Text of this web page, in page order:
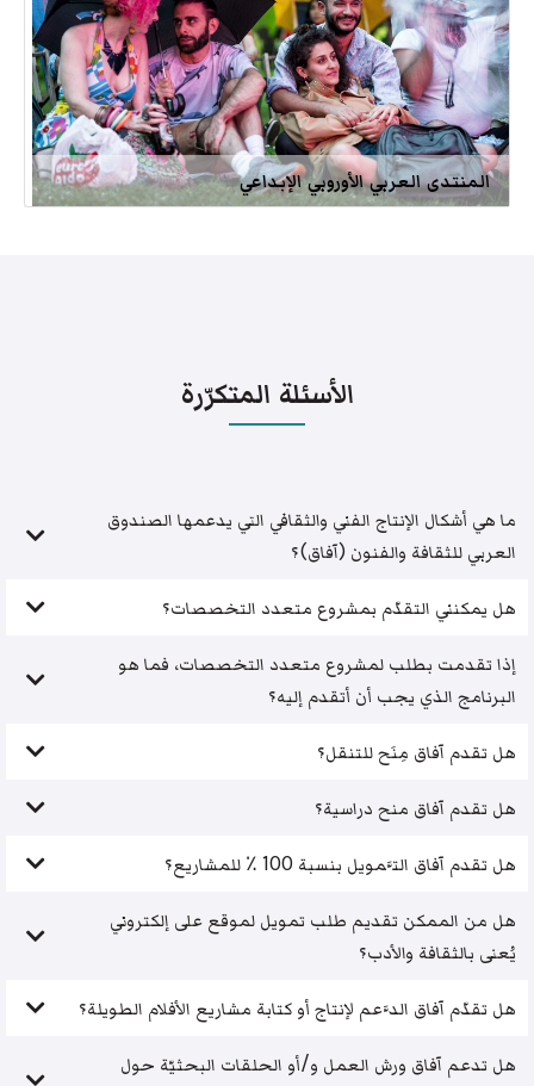
المنتدى العربي الأوروبي الإبداعي
الأسئلة المتكرّرة
ما هي أشكال الإنتاج الفني والثقافي التي يدعمها الصندوق
العربي للثقافة والفنون (آفاق)؟
هل يمكنني التقدّم بمشروع متعدد التخصصات؟
إذا تقدمت بطلب لمشروع متعدد التخصصات، فما هو
البرنامج الذي يجب أن أتقدم إليه؟
هل تقدم آفاق مِنَح للتنقل؟
هل تقدم آفاق منح دراسية؟
هل تقدم آفاق التَّمويل بنسبة 100 ٪ للمشاريع؟
هل من الممكن تقديم طلب تمويل لموقع على إلكتروني
يُعنى بالثقافة والأدب؟
هل تقدّم آفاق الدَّعم لإنتاج أو كتابة مشاريع الأفلام الطويلة؟
هل تدعم آفاق ورش العمل و/أو الحلقات البحثيّة حول